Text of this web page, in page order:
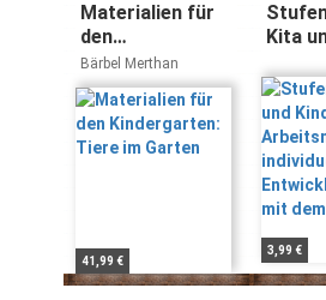
Materialien für
den
Kindergarten:
Tiere im Garten
Bärbel Merthan
41,99 €
Kita
die
mit
3,99 €